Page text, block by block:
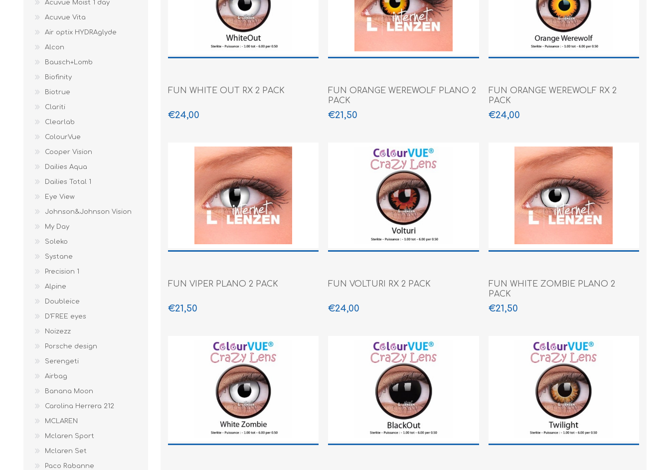
Paco Rabanne XS
Caroline Herrera 212
FUN WHITE OUT RX 2 PACK
€24,00
FUN ORANGE WEREWOLF PLANO 2
PACK
€21,50
FUN ORANGE WEREWOLF RX 2
PACK
€24,00
FUN VIPER PLANO 2 PACK
€21,50
FUN VOLTURI RX 2 PACK
€24,00
FUN WHITE ZOMBIE PLANO 2
PACK
€21,50
Acuvue Moist 1 day
Acuvue Vita
Air optix HYDRAglyde
Alcon
Bausch+Lomb
Biofinity
Biotrue
Clariti
Clearlab
ColourVue
Cooper Vision
Dailies Aqua
Dailies Total 1
Eye View
Johnson&Johnson Vision
My Day
Soleko
Systane
Precision 1
Alpine
Doubleice
D'FREE eyes
Noizezz
Porsche design
Serengeti
Airbag
Banana Moon
Carolina Herrera 212
MCLAREN
Mclaren Sport
Mclaren Set
Paco Rabanne